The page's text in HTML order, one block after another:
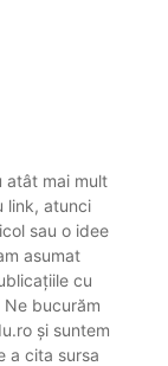
atât mai mult
link, atunci
sau o idee
asumat
cu
bucurăm
și suntem
a cita sursa